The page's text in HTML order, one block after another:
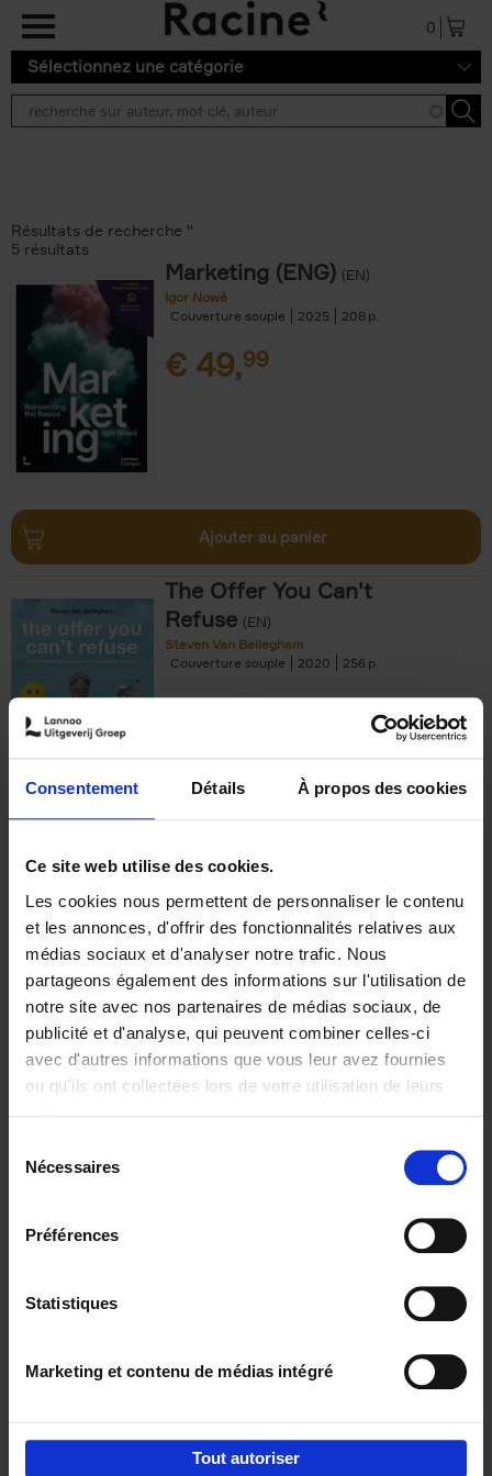
Consentement Détails À propos des cookies
Ce site web utilise des cookies.
Les cookies nous permettent de personnaliser le contenu
et les annonces, d'offrir des fonctionnalités relatives aux
médias sociaux et d'analyser notre trafic. Nous
partageons également des informations sur l'utilisation de
notre site avec nos partenaires de médias sociaux, de
publicité et d'analyse, qui peuvent combiner celles-ci
avec d'autres informations que vous leur avez fournies
ou qu'ils ont collectées lors de votre utilisation de leurs
Nécessaires
Préférences
Statistiques
Marketing et contenu de médias intégré
Tout autoriser
Aller au contenu principal
0
Sélectionnez une catégorie
Résultats de recherche ''
5 résultats
Marketing (ENG) (EN)
Igor Nowé
Couverture souple
2025 208
€ 49,99
Ajouter au panier
The Offer You Can't
Refuse (EN)
Steven Van Belleghem
Couverture souple
2020 256
€37,50
Building Bonds = Building
Business
Jochen Roef Jozefien De Feyter
Carolien Boom
Couverture souple
2025 200
€29,99
Digital marketing like a PRO -
completely revised edition (EN)